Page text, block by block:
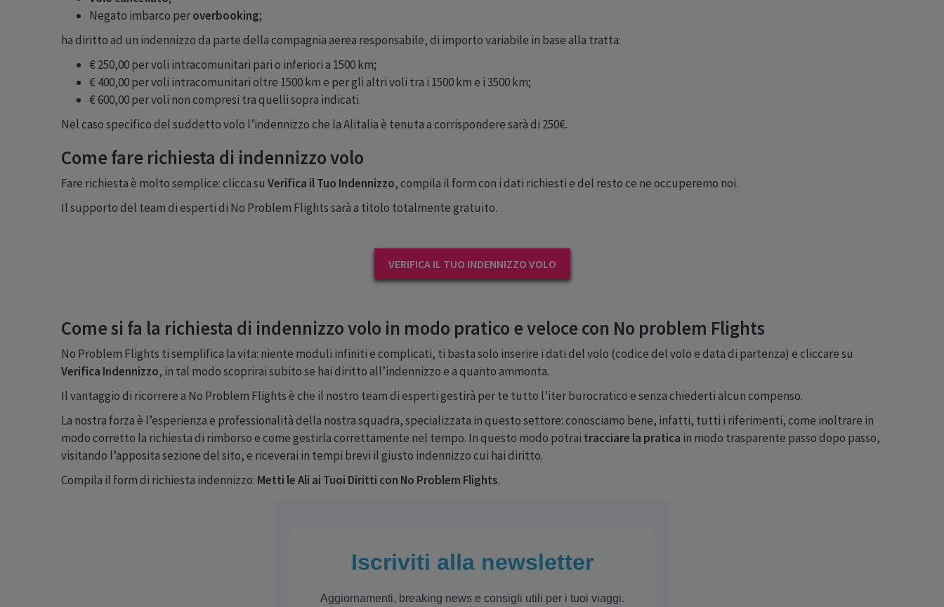
Negato imbarco peroverbooking;
ha diritto ad un indennizzo da parte della compagnia aerea responsabile, di importo variabile in base alla tratta:
€ 250,00 per voli intracomunitari pari o inferiori a 1500 km;
€ 400,00 per voli intracomunitari oltre 1500 km e per gli altri voli tra i 1500 km e i 3500 km;
€ 600,00 per voli non compresi tra quelli sopra indicati.
Nel caso specifico del suddetto volo l’indennizzo che la Alitalia è tenuta a corrispondere sarà di 250€.
Come fare richiesta di indennizzo volo
Fare richiesta è molto semplice: clicca su Verifica il Tuo Indennizzo, compila il form con i dati richiesti e del resto ce ne occuperemo noi.
Il supporto del team di esperti di No Problem Flights sarà a titolo totalmente gratuito.
VERIFICA IL TUO INDENNIZZO VOLO
Come si fa la richiesta di indennizzo volo in modo pratico e veloce con No problem Flights
No Problem Flights ti semplifica la vita: niente moduli infiniti e complicati, ti basta solo inserire i dati del volo (codice del volo e data di partenza) e cliccare su
Verifica Indennizzo, in tal modo scoprirai subito se hai diritto all’indennizzo e a quanto ammonta.
Il vantaggio di ricorrere a No Problem Flights è che il nostro team di esperti gestirà per te tutto l’iter burocratico e senza chiederti alcun compenso.
La nostra forza è l’esperienza e professionalità della nostra squadra, specializzata in questo settore: conosciamo bene, infatti, tutti i riferimenti, come inoltrare in
modo corretto la richiesta di rimborso e come gestirla correttamente nel tempo. In questo modo potrai tracciare la pratica in modo trasparente passo dopo passo,
visitando l’apposita sezione del sito, e riceverai in tempi brevi il giusto indennizzo cui hai diritto.
Compila il form di richiesta indennizzo: Metti le Ali ai Tuoi Diritti con No Problem Flights.